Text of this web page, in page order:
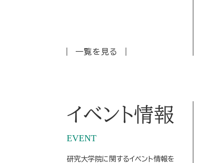
一覧を見る
イベント情報
EVENT
研究大学院に関するイベント情報を